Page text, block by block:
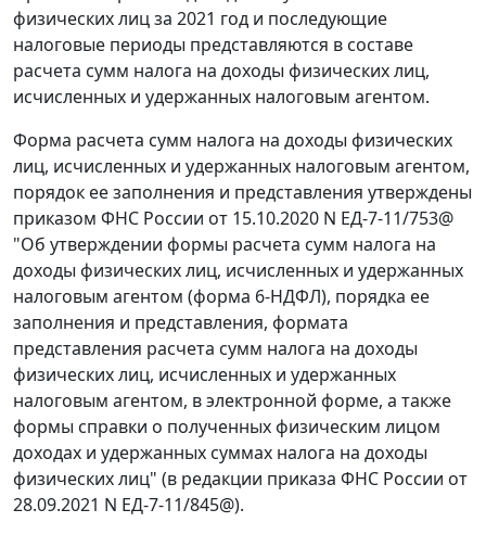
физических лиц за 2021 год и последующие
налоговые периоды представляются в составе
расчета сумм налога на доходы физических лиц,
исчисленных и удержанных налоговым агентом.
Форма расчета сумм налога на доходы физических
лиц, исчисленных и удержанных налоговым агентом,
порядок ее заполнения и представления утверждены
приказом ФНС России от 15.10.2020 N ЕД-7-11/753@
"Об утверждении формы расчета сумм налога на
доходы физических лиц, исчисленных и удержанных
налоговым агентом (форма 6-НДФЛ), порядка ее
заполнения и представления, формата
представления расчета сумм налога на доходы
физических лиц, исчисленных и удержанных
налоговым агентом, в электронной форме, а также
формы справки о полученных физическим лицом
доходах и удержанных суммах налога на доходы
физических лиц" (в редакции приказа ФНС России от
28.09.2021 N ЕД-7-11/845@).